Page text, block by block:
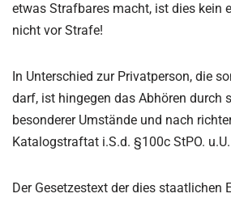
etwas Strafbares macht, ist dies kein
nicht vor Strafe!
In Unterschied zur Privatperson, die
darf, ist hingegen das Abhören durch
besonderer Umstände und nach
Katalogstraftat i.S.d. §100c StPO.
Der Gesetzestext der dies